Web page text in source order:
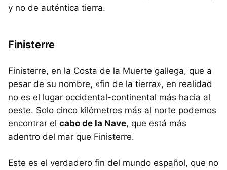
y no de auténtica tierra.
Finisterre
Finisterre, en la Costa de la Muerte gallega, que a
pesar de su nombre, «fin de la tierra», en realidad
no es el lugar occidental-continental más hacia al
oeste. Solo cinco kilómetros más al norte podemos
encontrar el cabo de la Nave, que está más
adentro del mar que Finisterre.
Este es el verdadero fin del mundo español, que no